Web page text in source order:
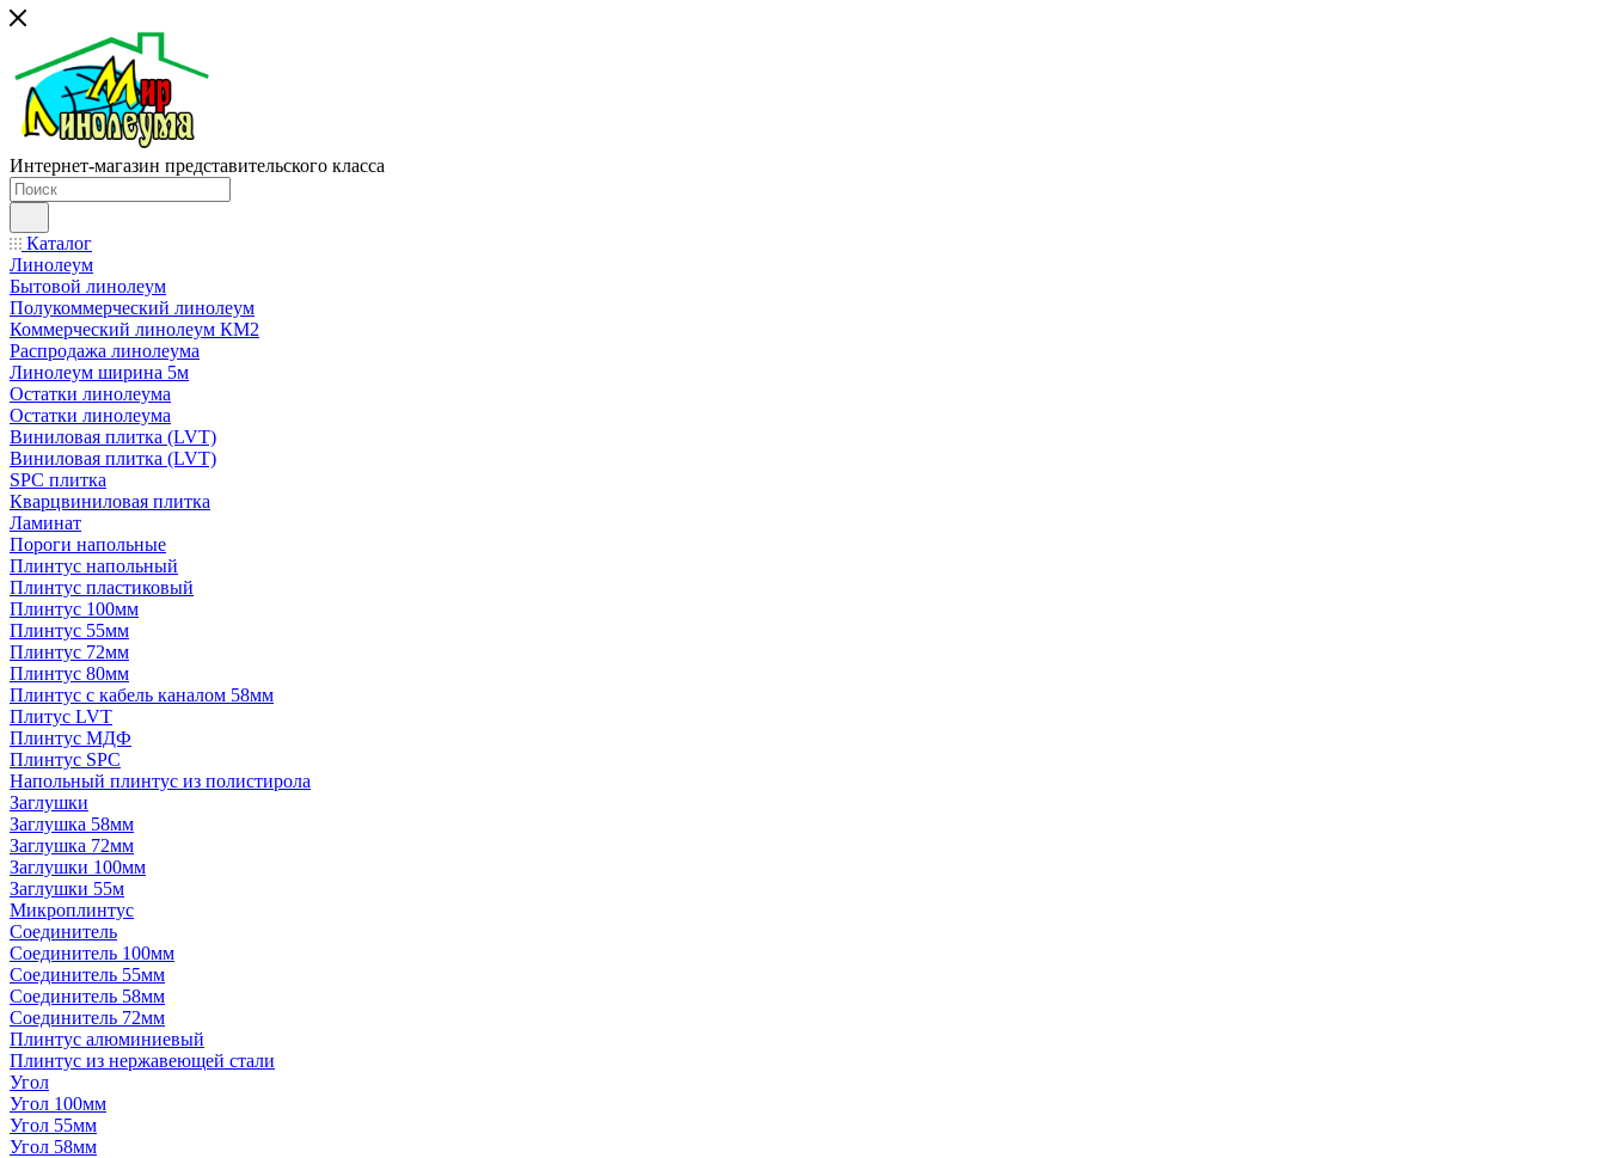
Интернет-магазин представительского класса
Каталог
Линолеум
Бытовой линолеум
Полукоммерческий линолеум
Коммерческий линолеум КМ2
Распродажа линолеума
Линолеум ширина 5м
Остатки линолеума
Остатки линолеума
Виниловая плитка (LVT)
Виниловая плитка (LVT)
SPC плитка
Кварцвиниловая плитка
Ламинат
Пороги напольные
Плинтус напольный
Плинтус пластиковый
Плинтус 100мм
Плинтус 55мм
Плинтус 72мм
Плинтус 80мм
Плинтус с кабель каналом 58мм
Плитус LVT
Плинтус МДФ
Плинтус SPC
Напольный плинтус из полистирола
Заглушки
Заглушка 58мм
Заглушка 72мм
Заглушки 100мм
Заглушки 55м
Микроплинтус
Соединитель
Соединитель 100мм
Соединитель 55мм
Соединитель 58мм
Соединитель 72мм
Плинтус алюминиевый
Плинтус из нержавеющей стали
Угол
Угол 100мм
Угол 55мм
Угол 58мм